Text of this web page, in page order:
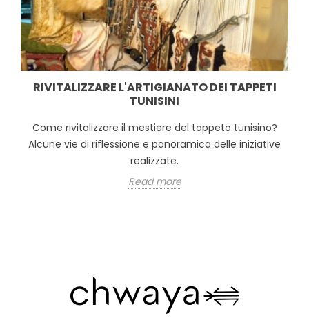
RIVITALIZZARE L'ARTIGIANATO DEI TAPPETI
TUNISINI
Come rivitalizzare il mestiere del tappeto tunisino?
Alcune vie di riflessione e panoramica delle iniziative
realizzate.
Read more